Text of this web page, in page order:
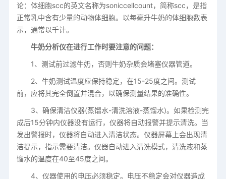
论：体细胞scc的英文名称为soniccellcount，简称scc，是指
正常乳中含有少量的动物体细胞。以每毫升牛奶的体细胞数表
示，通常以千计。
牛奶分析仪在进行工作时要注意的问题：
1、测试前过滤牛奶，否则牛奶杂质会堵塞仪器管道。
2、牛奶测试温度应保持稳定，在15-25度之间。测试
前，应将其完全倒置并混合，以确保测量结果的准确性。
3、确保清洁仪器(蒸馏水-清洗溶液-蒸馏水)。如果检测完
成后15分钟内仪器没有运行，仪器将自动报警并提示清洗。当
发出警报时，仪器将自动进入清洁状态。仪器屏幕上会出现清
洁提示，指示需要清洁。仪器自动进入清洗模式，清洗液和蒸
馏水的温度在40至45度之间。
4、仪器使用的电压必须稳定。电压不稳定会对仪器造成